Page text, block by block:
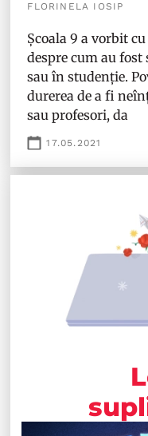
FLORINELA IOSIP
Școala 9 a vorbit
despre cum au
sau în studenție.
durerea de a fi
sau profesori, da
17.05.2021